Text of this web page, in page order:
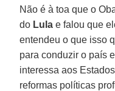
Não é à toa que o
do Lula e falou que
entendeu o que isso
para conduzir o país
interessa aos
reformas políticas